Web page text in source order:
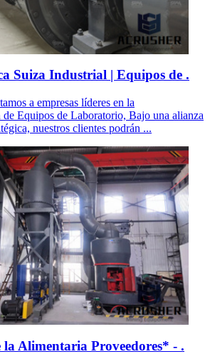
Suiza Industrial | Equipos de .
a empresas líderes en la
Equipos de Laboratorio, Bajo una alianza
nuestros clientes podrán ...
Alimentaria Proveedores* - .